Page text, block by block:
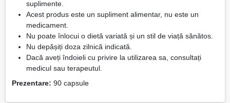
suplimente.
Acest produs este un supliment alimentar, nu este un
medicament.
Nu poate înlocui o dietă variată și un stil de viață sănătos.
Nu depășiți doza zilnică indicată.
Dacă aveți îndoieli cu privire la utilizarea sa, consultați
medicul sau terapeutul.
Prezentare: 90 capsule